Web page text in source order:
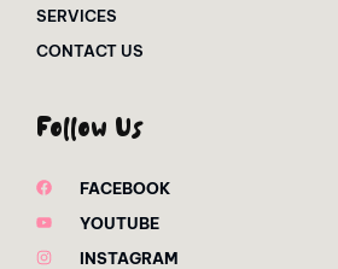
SERVICES
CONTACT US
Follow Us
FACEBOOK
YOUTUBE
INSTAGRAM